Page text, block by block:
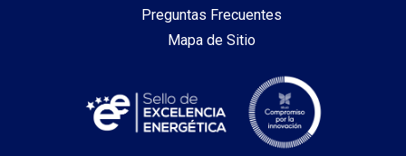
Preguntas Frecuentes
Mapa de Sitio